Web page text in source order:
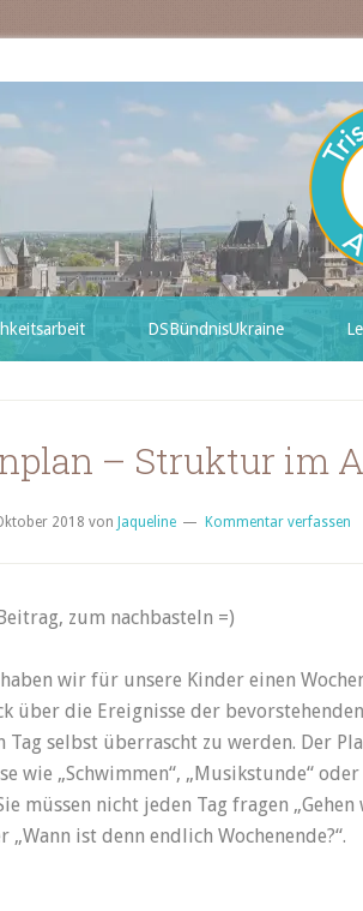
DSBündnisUkraine
– Struktur im
2018 von Jaqueline Kommentar verfassen
zum nachbasteln =)
wir für unsere Kinder einen
über die Ereignisse der bevorstehenden
Tag selbst überrascht zu werden. Der
wie „Schwimmen“, „Musikstunde“
müssen nicht jeden Tag fragen
„Wann ist denn endlich Wochenende?“.